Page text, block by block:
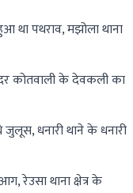
था पथराव, मझोला थाना
कोतवाली के देवकली का
धनारी थाने के धनारी
थाना क्षेत्र के